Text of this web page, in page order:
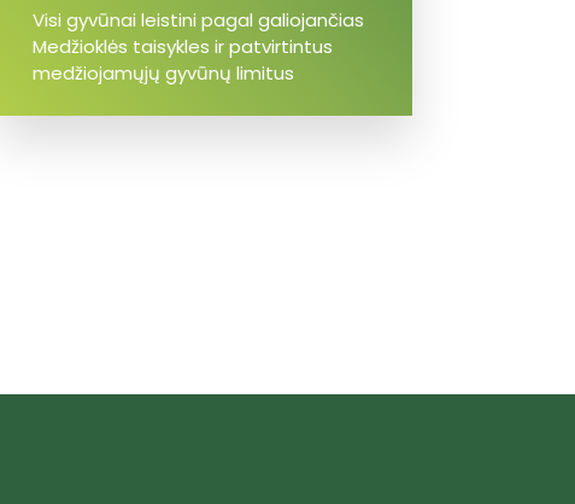
Visi gyvūnai leistini pagal galiojančias
Medžioklės taisykles ir patvirtintus
medžiojamųjų gyvūnų limitus